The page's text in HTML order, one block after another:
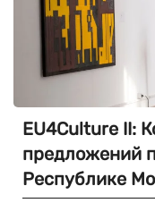
EU4Culture II:
предложений
Республике